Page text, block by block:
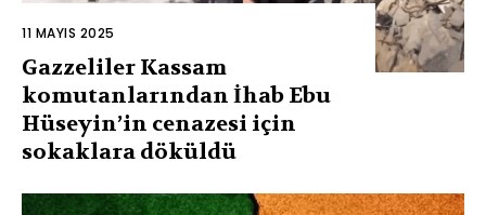
11 MAYIS 2025
Gazzeliler Kassam
komutanlarından İhab Ebu
Hüseyin’in cenazesi için
sokaklara döküldü